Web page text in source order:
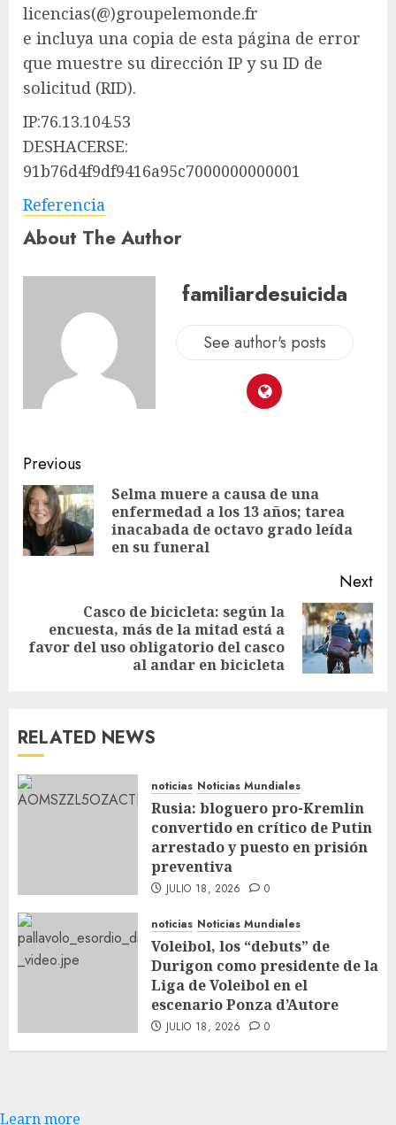
licencias(@)groupelemonde.fr
e incluya una copia de esta página de error
que muestre su dirección IP y su ID de
solicitud (RID).
IP:76.13.104.53
DESHACERSE:
91b76d4f9df9416a95c7000000000001
Referencia
About The Author
familiardesuicida
See author's posts
Previous
Selma muere a causa de una
enfermedad a los 13 años; tarea
inacabada de octavo grado leída
en su funeral
Next
Casco de bicicleta: según la
encuesta, más de la mitad está a
favor del uso obligatorio del casco
al andar en bicicleta
RELATED NEWS
noticias Noticias Mundiales
Rusia: bloguero pro-Kremlin
convertido en crítico de Putin
arrestado y puesto en prisión
preventiva
JULIO 18, 2026 0
noticias Noticias Mundiales
Voleibol, los “debuts” de
Durigon como presidente de la
Liga de Voleibol en el
escenario Ponza d’Autore
JULIO 18, 2026 0
Learn more